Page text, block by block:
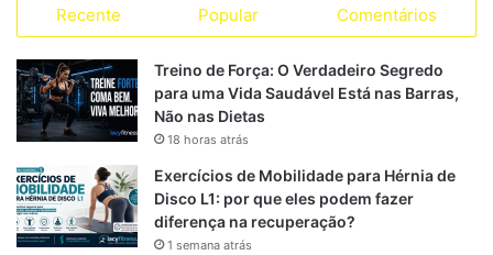
e
b
o
k
e
g
a
t
p
S
Recente Popular Comentários
Treino de Força: O Verdadeiro Segredo
para uma Vida Saudável Está nas Barras,
Não nas Dietas
18 horas atrás
Exercícios de Mobilidade para Hérnia de
Disco L1: por que eles podem fazer
diferença na recuperação?
1 semana atrás